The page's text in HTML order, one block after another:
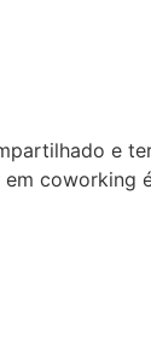
e
coworking